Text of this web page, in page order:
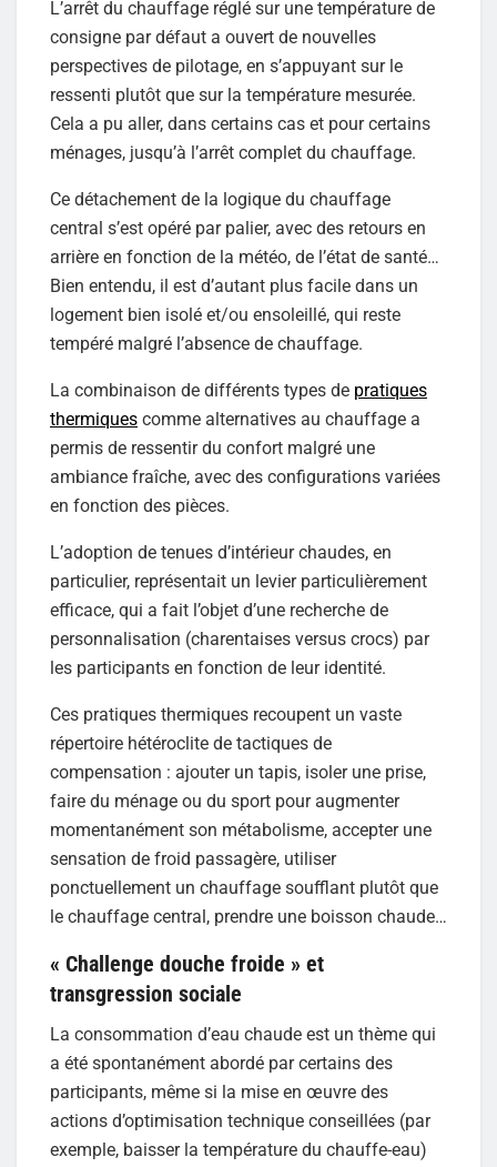
L’arrêt du chauffage réglé sur une température de
consigne par défaut a ouvert de nouvelles
perspectives de pilotage, en s’appuyant sur le
ressenti plutôt que sur la température mesurée.
Cela a pu aller, dans certains cas et pour certains
ménages, jusqu’à l’arrêt complet du chauffage.
Ce détachement de la logique du chauffage
central s’est opéré par palier, avec des retours en
arrière en fonction de la météo, de l’état de santé…
Bien entendu, il est d’autant plus facile dans un
logement bien isolé et/ou ensoleillé, qui reste
tempéré malgré l’absence de chauffage.
La combinaison de différents types de pratiques
thermiques comme alternatives au chauffage a
permis de ressentir du confort malgré une
ambiance fraîche, avec des configurations variées
en fonction des pièces.
L’adoption de tenues d’intérieur chaudes, en
particulier, représentait un levier particulièrement
efficace, qui a fait l’objet d’une recherche de
personnalisation (charentaises versus crocs) par
les participants en fonction de leur identité.
Ces pratiques thermiques recoupent un vaste
répertoire hétéroclite de tactiques de
compensation : ajouter un tapis, isoler une prise,
faire du ménage ou du sport pour augmenter
momentanément son métabolisme, accepter une
sensation de froid passagère, utiliser
ponctuellement un chauffage soufflant plutôt que
le chauffage central, prendre une boisson chaude…
« Challenge douche froide » et
transgression sociale
La consommation d’eau chaude est un thème qui
a été spontanément abordé par certains des
participants, même si la mise en œuvre des
actions d’optimisation technique conseillées (par
exemple, baisser la température du chauffe-eau)